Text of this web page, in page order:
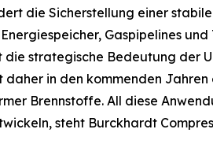
die Sicherstellung einer
Gaspipelines
die strategische Bedeutung der
in den kommenden Jahren
Brennstoffe. All diese
steht Burckhardt